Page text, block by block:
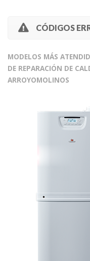
CÓDIGOS
MODELOS MÁS
DE REPARACIÓN DE
ARROYOMOLINOS